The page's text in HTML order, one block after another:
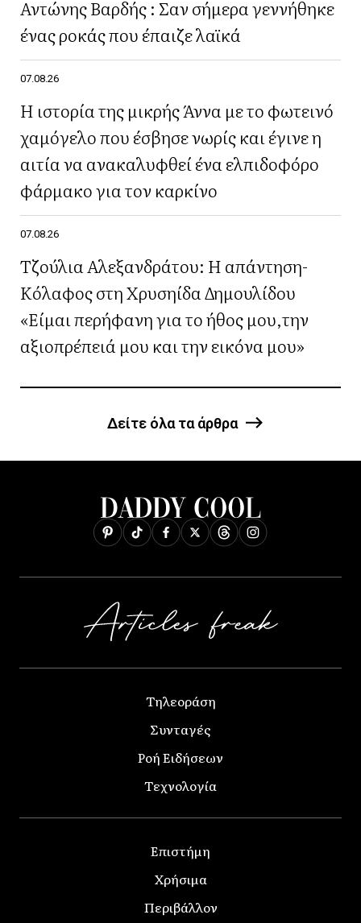
Αντώνης Βαρδής : Σαν σήμερα γεννήθηκε
ένας ροκάς που έπαιζε λαϊκά
07.08.26
Η ιστορία της μικρής Άννα με το φωτεινό
χαμόγελο που έσβησε νωρίς και έγινε η
αιτία να ανακαλυφθεί ένα ελπιδοφόρο
φάρμακο για τον καρκίνο
07.08.26
Τζούλια Αλεξανδράτου: Η απάντηση-
Κόλαφος στη Χρυσηίδα Δημουλίδου
«Είμαι περήφανη για το ήθος μου,την
αξιοπρέπειά μου και την εικόνα μου»
Δείτε όλα τα άρθρα
Τηλεοράση
Συνταγές
Ροή Ειδήσεων
Τεχνολογία
Επιστήμη
Χρήσιμα
Περιβάλλον